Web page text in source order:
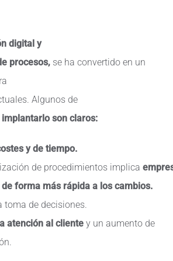
digital y
procesos, se ha convertido en un
. Algunos de
implantarlo son claros:
y de tiempo.
de procedimientos implica
de forma más rápida a loscambios.
toma de decisiones.
atención al cliente y un aumento de
.